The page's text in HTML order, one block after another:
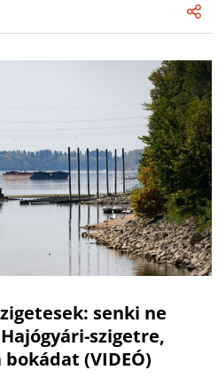
senki ne
szigetre,
(VIDEÓ)